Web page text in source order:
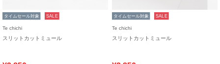
タイムセール対象 SALE
Te chichi
スリットカットミュール
タイムセール対象 SALE
Te chichi
スリットカットミュール